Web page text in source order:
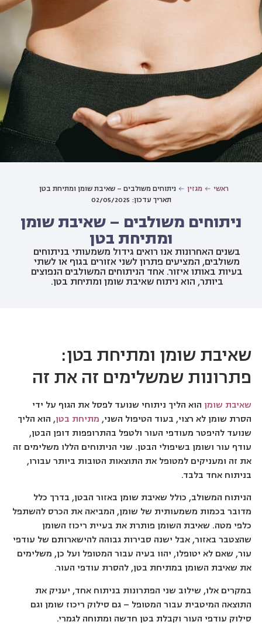
ראשי מגזין
ניתוחים משולבים – שאיבת שומן ומתיחת בטן
תאריך עדכון: 02/05/2025
ניתוחים משולבים – שאיבת שומן
ומתיחת בטן
בשנים האחרונות אנו רואים גידול משמעותי בניתוחים
משולבים, המציעים פתרון לשני אזורים בגוף או לשתי
בעיות באותו איזור. אחד הניתוחים המשולבים הנפוצים
ביותר, הוא ניתוח שאיבת שומן ומתיחת בטן.
שאיבת שומן ומתיחת בטן:
פתרונות שמשלימים זה את זה
שאיבת שומן הוא הליך ניתוחי שנועד לפסל את הגוף על ידי
הסרת שומן לא רצוי, בעוד הטיפול השני, מתיחת בטן, הוא הליך
שנועד להיפטר מעודפי העור ולטפל בהתרופפות דופן הבטן,
עודף עור ושומן בשיפולי הבטן. שני הניתוחים הללו משלימים זה
את זה ומעניקים למטופל את התוצאות הטובות ביותר עבורו,
בניתוח אחד בלבד.
הניתוח המשולב, כולל שאיבת שומן באזור הבטן, בדרך כלל
מדובר בכמות משמעותית של שומן, המביאה את הכרס להשתפל
כלפי מטה. שאיבת השומן פותרת את בעיית ריכוז השומן
שהצטבר באזור, אבל ישנה סבירות גבוהה להישארותם של עודפי
עור, שאם לא יטופלו, יהוו בעיה עבור המטופל ועל כן, משלימים
את שאיבת השומן במתיחת בטן, להסרת עודפי העור.
במקרים אלו, שילוב שני הפתרונות בניתוח אחד, יעניק את
התוצאה המיטבית עבור המטופל – גם סילוק ריכוז שומן וגם
סילוק עודפי העור וקבלת בטן חדשה ומתוחה לגמרי.